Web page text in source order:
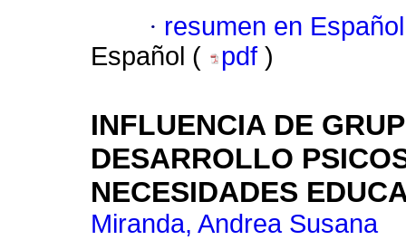
· resumen en Español
Español (
pdf )
INFLUENCIA DE
DESARROLLO
NECESIDADES
Miranda, Andrea Susana